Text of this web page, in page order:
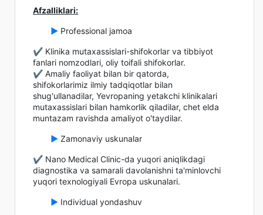
Afzalliklari:
► Professional jamoa
✔️ Klinika mutaxassislari-shifokorlar va tibbiyot
fanlari nomzodlari, oliy toifali shifokorlar.
✔️ Amaliy faoliyat bilan bir qatorda,
shifokorlarimiz ilmiy tadqiqotlar bilan
shug'ullanadilar, Yevropaning yetakchi klinikalari
mutaxassislari bilan hamkorlik qiladilar, chet elda
muntazam ravishda amaliyot o'taydilar.
► Zamonaviy uskunalar
✔️ Nano Medical Clinic-da yuqori aniqlikdagi
diagnostika va samarali davolanishni ta'minlovchi
yuqori texnologiyali Evropa uskunalari.
► Individual yondashuv